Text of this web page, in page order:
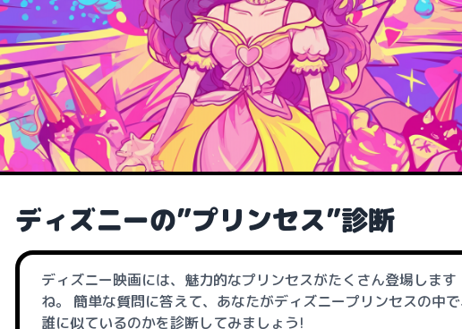
ディズニーの”プリンセス”診断
ディズニー映画には、魅力的なプリンセスがたくさん登場します
ね。 簡単な質問に答えて、あなたがディズニープリンセスの中
誰に似ているのかを診断してみましょう!